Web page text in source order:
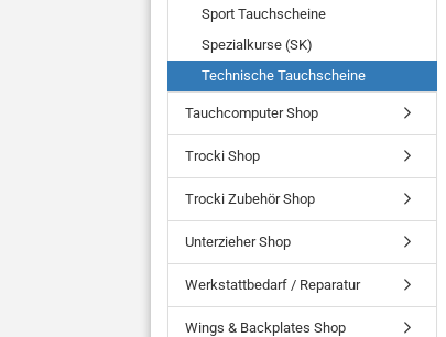
Sport Tauchscheine
Spezialkurse (SK)
Technische Tauchscheine
Tauchcomputer Shop
Trocki Shop
Trocki Zubehör Shop
Unterzieher Shop
Werkstattbedarf / Reparatur
Wings & Backplates Shop